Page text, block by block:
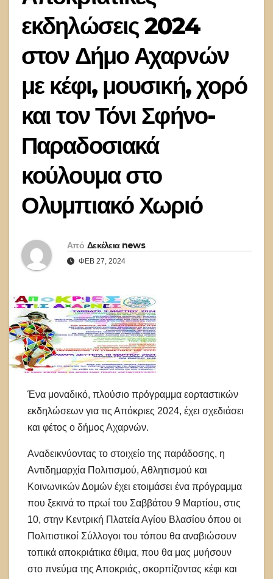
εκδηλώσεις 2024
στον Δήμο Αχαρνών
με κέφι, μουσική, χορό
και τον Τόνι Σφήνο-
Παραδοσιακά
κούλουμα στο
Ολυμπιακό Χωριό
Από Δεκέλεια news
ΦΕΒ 27, 2024
Ένα μοναδικό, πλούσιο πρόγραμμα εορταστικών
εκδηλώσεων για τις Απόκριες 2024, έχει σχεδιάσει
και φέτος ο δήμος Αχαρνών.
Αναδεικνύοντας το στοιχείο της παράδοσης, η
Αντιδημαρχία Πολιτισμού, Αθλητισμού και
Κοινωνικών Δομών έχει ετοιμάσει ένα πρόγραμμα
που ξεκινά το πρωί του Σαββάτου 9 Μαρτίου, στις
10, στην Κεντρική Πλατεία Αγίου Βλασίου όπου οι
Πολιτιστικοί Σύλλογοι του τόπου θα αναβιώσουν
τοπικά αποκριάτικα έθιμα, που θα μας μυήσουν
στο πνεύμα της Αποκριάς, σκορπίζοντας κέφι και